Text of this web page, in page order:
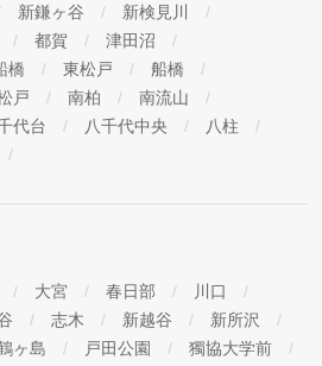
新鎌ヶ谷
新検見川
都賀
津田沼
橋 東松戸
船橋
戸 南柏
南流山
代台 八千代中央
八柱
大宮 春日部
川口
志木 新越谷
新所沢
ヶ島 戸田公園
獨協大学前